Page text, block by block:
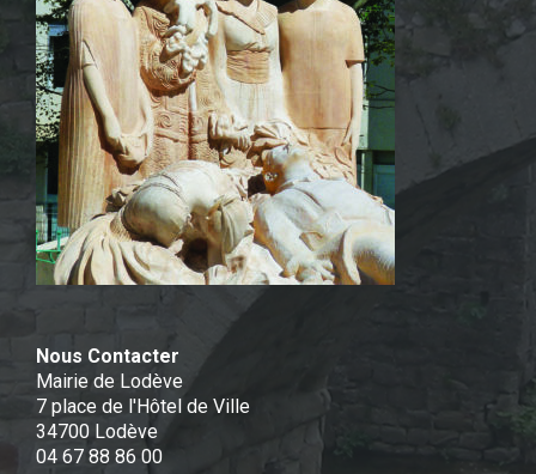
Nous Contacter
Mairie de Lodève
7 place de l'Hôtel de Ville
34700 Lodève
04 67 88 86 00